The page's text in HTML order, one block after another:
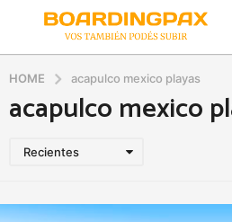
HOME acapulco mexico playas
acapulco mexico
Recientes